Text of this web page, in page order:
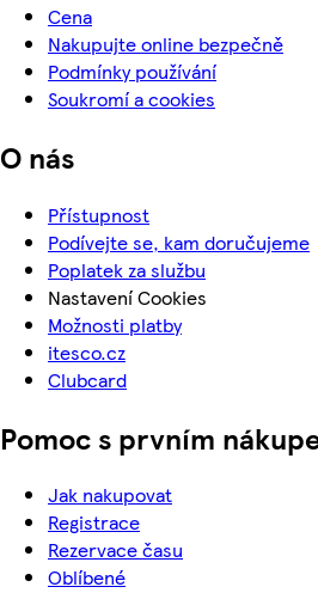
Cena
Nakupujte online bezpečně
Podmínky používání
Soukromí a cookies
O nás
Přístupnost
Podívejte se, kam doručujeme
Poplatek za službu
Nastavení Cookies
Možnosti platby
itesco.cz
Clubcard
Pomoc s prvním
Jak nakupovat
Registrace
Rezervace času
Oblíbené